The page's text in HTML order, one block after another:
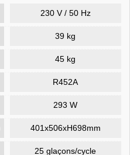
230 V / 50 Hz
39 kg
45 kg
R452A
293 W
401x506xH698mm
25 glaçons/cycle